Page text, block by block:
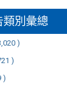
類別彙總
)
)
)